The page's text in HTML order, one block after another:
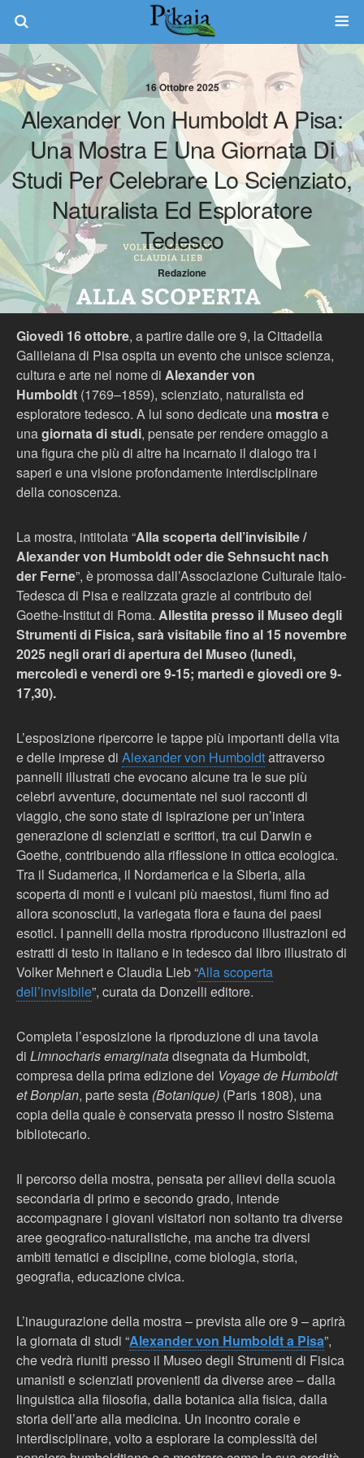
16 Ottobre 2025
Alexander Von Humboldt A Pisa:
Una Mostra E Una Giornata Di
Studi Per Celebrare Lo Scienziato,
Naturalista Ed Esploratore
Tedesco
Redazione
Giovedì 16 ottobre, a partire dalle ore 9, la Cittadella
Galileiana di Pisa ospita un evento che unisce scienza,
cultura e arte nel nome di Alexander von
Humboldt (1769–1859), scienziato, naturalista ed
esploratore tedesco. A lui sono dedicate una mostrae
unagiornata di studi, pensate per rendere omaggio a
una figura che più di altre ha incarnato il dialogo tra i
saperi e una visione profondamente interdisciplinare
della conoscenza.
La mostra, intitolata “Alla scoperta dell’invisibile /
Alexander von Humboldt oder die Sehnsucht nach
der Ferne”, è promossa dall’Associazione Culturale Italo-
Tedesca di Pisa e realizzata grazie al contributo del
Goethe-Institut di Roma. Allestita presso il Museo degli
Strumenti di Fisica, sarà visitabile fino al 15 novembre
2025 negli orari di apertura del Museo (lunedì,
mercoledì e venerdì ore 9-15; martedì e giovedì ore 9-
17,30).
L’esposizione ripercorre le tappe più importanti della vita
e delle imprese di Alexander von Humboldtattraverso
pannelli illustrati che evocano alcune tra le sue più
celebri avventure, documentate nei suoi racconti di
viaggio, che sono state di ispirazione per un’intera
generazione di scienziati e scrittori, tra cui Darwin e
Goethe, contribuendo alla riflessione in ottica ecologica.
Tra il Sudamerica, il Nordamerica e la Siberia, alla
scoperta di monti e i vulcani più maestosi, fiumi fino ad
allora sconosciuti, la variegata flora e fauna dei paesi
esotici. I pannelli della mostra riproducono illustrazioni ed
estratti di testo in italiano e in tedesco dal libro illustrato di
Volker Mehnert e Claudia Lieb “Alla scoperta
dell’invisibile”, curata da Donzelli editore.
Completa l’esposizione la riproduzione di una tavola
di Limnocharis emarginatadisegnata da Humboldt,
compresa della prima edizione dei Voyage de Humboldt
et Bonplan, parte sesta (Botanique) (Paris 1808), una
copia della quale è conservata presso il nostro Sistema
bibliotecario.
Il percorso della mostra, pensata per allievi della scuola
secondaria di primo e secondo grado, intende
accompagnare i giovani visitatori non soltanto tra diverse
aree geografico-naturalistiche, ma anche tra diversi
ambiti tematici e discipline, come biologia, storia,
geografia, educazione civica.
L’inaugurazione della mostra – prevista alle ore 9 – aprirà
la giornata di studi “Alexander von Humboldt a Pisa”,
che vedrà riuniti presso il Museo degli Strumenti di Fisica
umanisti e scienziati provenienti da diverse aree – dalla
linguistica alla filosofia, dalla botanica alla fisica, dalla
storia dell’arte alla medicina. Un incontro corale e
interdisciplinare, volto a esplorare la complessità del